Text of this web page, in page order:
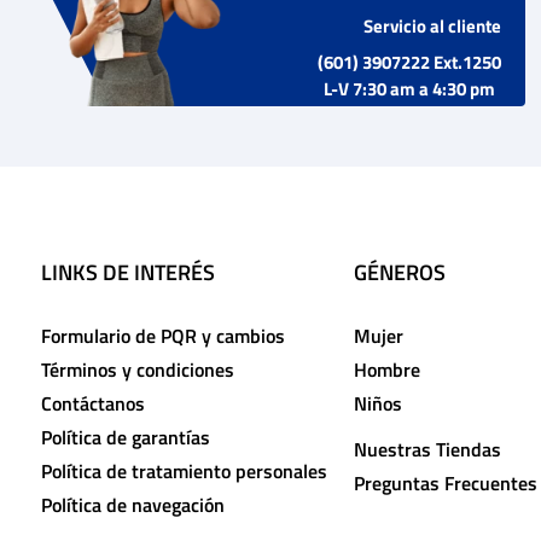
Servicio al cliente
(601) 3907222 Ext.1250
L-V 7:30 am a 4:30 pm
LINKS DE INTERÉS
Formulario de PQR y cambios
Términos y condiciones
Contáctanos
Política de garantías
Política de tratamiento personales
Política de navegación
GÉNEROS
Mujer
Hombre
Niños
Nuestras Tiendas
Preguntas Frecuentes